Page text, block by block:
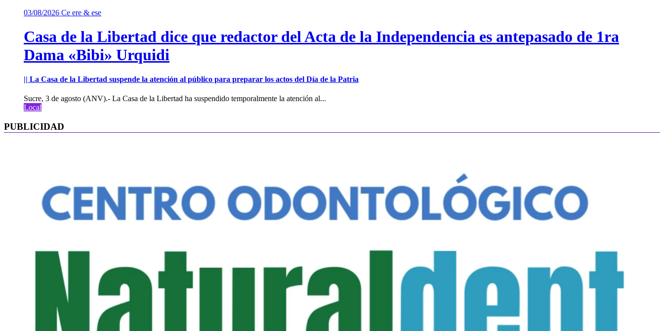
03/08/2026 Ce ere & ese
Casa de la Libertad dice que redactor del Acta de la Independencia es antepasado de 1ra
Dama «Bibi» Urquidi
|| La Casa de la Libertad suspende la atención al público para preparar los actos del Día de la Patria
Sucre, 3 de agosto (ANV).- La Casa de la Libertad ha suspendido temporalmente la atención al...
Local
PUBLICIDAD